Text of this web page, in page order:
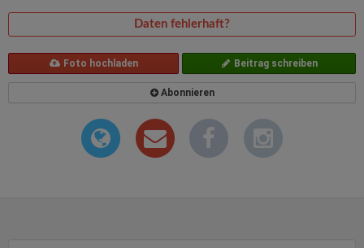
Daten fehlerhaft?
Foto hochladen Beitrag schreiben
Abonnieren